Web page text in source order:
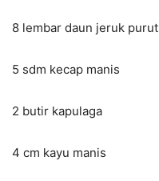
8 lembar daun jeruk purut
5 sdm kecap manis
2 butir kapulaga
4 cm kayu manis